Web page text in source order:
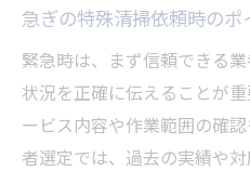
急ぎの特殊清掃依頼時のポ
緊急時は、まず信頼できる
状況を正確に伝えることが
ービス内容や作業範囲の確
者選定では、過去の実績や